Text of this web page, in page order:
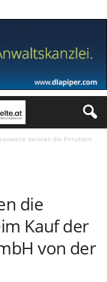
beraten die Prinzhorn
die
Kauf der
von der